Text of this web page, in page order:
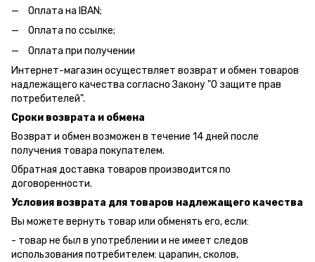
Оплата на IBAN;
Оплата по ссылке;
Оплата при получении
Интернет-магазин осуществляет возврат и обмен товаров
надлежащего качества согласно Закону "О защите прав
потребителей".
Сроки возврата и обмена
Возврат и обмен возможен в течение 14 дней после
получения товара покупателем.
Обратная доставка товаров производится по
договоренности.
Условия возврата для товаров надлежащего качества
Вы можете вернуть товар или обменять его, если:
- товар не был в употреблении и не имеет следов
использования потребителем: царапин, сколов,